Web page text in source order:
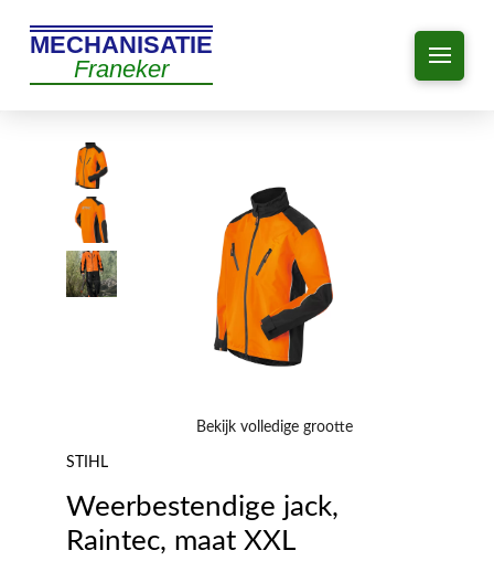
MECHANISATIE
Franeker
Bekijk volledige grootte
STIHL
Weerbestendige jack,
Raintec, maat XXL